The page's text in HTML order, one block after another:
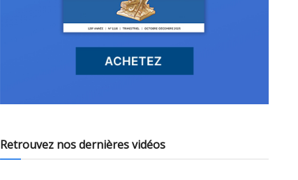
Retrouvez nos dernières vidéos